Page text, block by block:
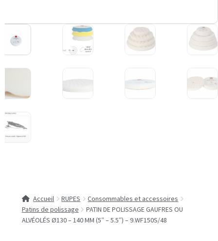
Accueil RUPES
Consommables et accessoires
Patins de polissage
PATIN DE POLISSAGE GAUFRES OU
ALVÉOLÉS Ø130 – 140 MM (5″ – 5.5″) – 9.WF150S/48